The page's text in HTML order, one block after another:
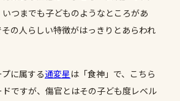
つまでも子どものようなところがあ
の人らしい特徴がはっきりとあらわれ
に属する通変星 は「食神」で、こちら
ですが、傷官とはその子ども度レベル